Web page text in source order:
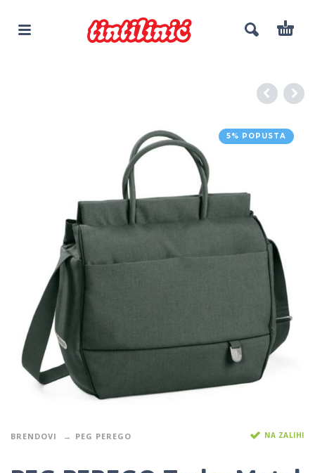
5% POPUSTA
BRENDOVI PEG PEREGO NA ZALIHI